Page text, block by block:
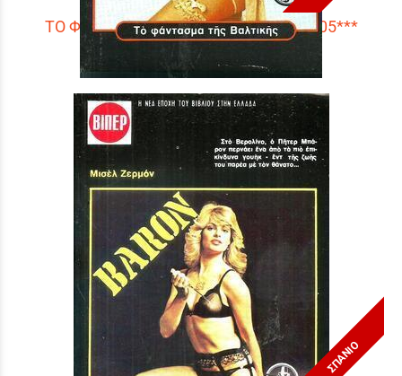
ΤΟ ΦΑΝΤΑΣΜΑ ΤΗΣ ΒΑΛΤΙΚΗΣ ΝΟ 1605***
Τιμή: 3,90 €
ΣΠΑΝΙΟ